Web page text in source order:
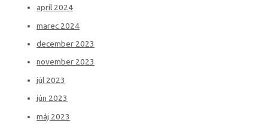
apríl 2024
marec 2024
december 2023
november 2023
júl 2023
jún 2023
máj 2023